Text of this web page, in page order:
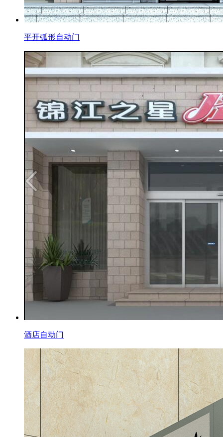
平开弧形自动门
酒店自动门